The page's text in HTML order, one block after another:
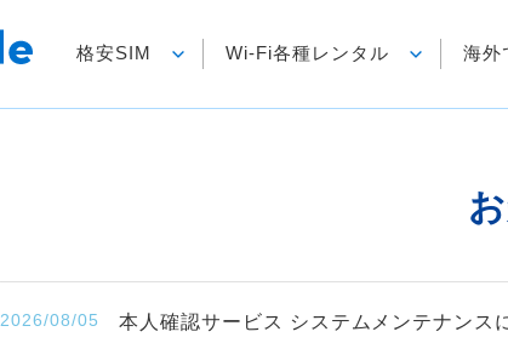
格安SIM Wi-Fi各種レンタル 海外
2026/08/05 本人確認サービス システムメンテナンス